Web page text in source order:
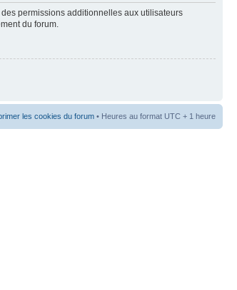
permissions additionnelles aux utilisateurs
du forum.
les cookies du forum • Heures au format UTC + 1 heure